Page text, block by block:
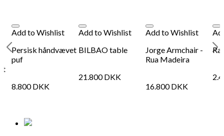
Add to Wishlist
Persisk håndvævet
puf
8.800DKK
Add to Wishlist
BILBAO table
21.800DKK
Add to Wishlist
Jorge Armchair -
Rua Madeira
16.800DKK